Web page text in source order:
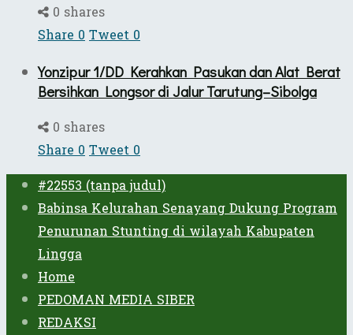
0 shares
Share0Tweet0
Yonzipur 1/DD Kerahkan Pasukan dan Alat Berat
Bersihkan Longsor di Jalur Tarutung–Sibolga
0 shares
Share0Tweet0
#22553 (tanpa judul)
Babinsa Kelurahan Senayang Dukung Program
Penurunan Stunting di wilayah Kabupaten
Lingga
Home
PEDOMAN MEDIA SIBER
REDAKSI